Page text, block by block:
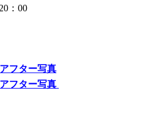
：00
フター写真
フター写真